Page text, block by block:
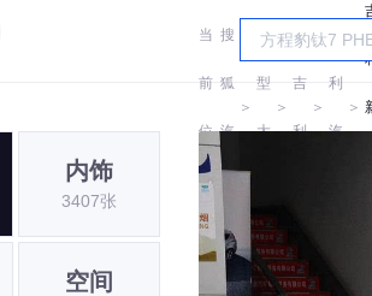
当
前
位
置:
搜
狐
汽
＞
车
型
大
＞
吉
利
＞
吉
利
汽
＞
内饰
3407张
空间